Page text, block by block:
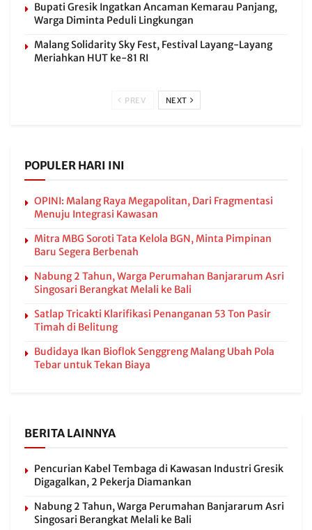
Bupati Gresik Ingatkan Ancaman Kemarau Panjang,
Warga Diminta Peduli Lingkungan
Malang Solidarity Sky Fest, Festival Layang-Layang
Meriahkan HUT ke-81 RI
PREV NEXT
POPULER HARI INI
OPINI: Malang Raya Megapolitan, Dari Fragmentasi
Menuju Integrasi Kawasan
Mitra MBG Soroti Tata Kelola BGN, Minta Pimpinan
Baru Segera Berbenah
Nabung 2 Tahun, Warga Perumahan Banjararum Asri
Singosari Berangkat Melali ke Bali
Satlap Tricakti Klarifikasi Penanganan 53 Ton Pasir
Timah di Belitung
Budidaya Ikan Bioflok Senggreng Malang Ubah Pola
Tebar untuk Tekan Biaya
BERITA LAINNYA
Pencurian Kabel Tembaga di Kawasan Industri Gresik
Digagalkan, 2 Pekerja Diamankan
Nabung 2 Tahun, Warga Perumahan Banjararum Asri
Singosari Berangkat Melali ke Bali